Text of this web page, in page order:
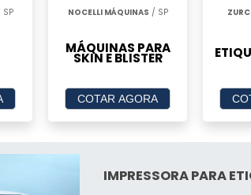
SP NOCELLI MÁQUINAS / SP
MÁQUINAS PARA
SKIN E BLISTER
COTAR AGORA
IMPRESSORA PARA